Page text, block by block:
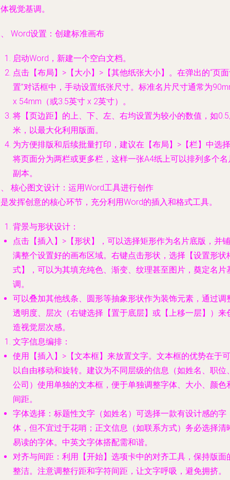
视觉基调。
Word设置：创建标准画布
启动Word，新建一个空白文档。
点击【布局】>【大小】>【其他纸张大小】。在弹出的“页
置”对话框中，手动设置纸张尺寸。标准名片尺寸通常为
x 54mm（或3.5英寸 x 2英寸）。
将【页边距】的上、下、左、右均设置为较小的数值，如
米，以最大化利用版面。
为方便排版和后续批量打印，建议在【布局】>【栏】中选择
将页面分为两栏或更多栏，这样一张A4纸上可以排列多个名
副本。
核心图文设计：运用Word工具进行创作
发挥创意的核心环节，充分利用Word的插入和格式工具。
背景与形状设计 ：
点击【插入】>【形状】，可以选择矩形作为名片底版，并铺
满整个设置好的画布区域。右键点击形状，选择【设置形状
式】，可以为其填充纯色、渐变、纹理甚至图片，奠定名片
调。
可以叠加其他线条、圆形等抽象形状作为装饰元素，通过调
透明度、层次（右键选择【置于底层】或【上移一层】）来
造视觉层次感。
文字信息编排 ：
使用【插入】>【文本框】来放置文字。文本框的优势在于可
以自由移动和旋转。建议为不同层级的信息（如姓名、职位
公司）使用单独的文本框，便于单独调整字体、大小、颜色
间距。
字体选择 ：标题性文字（如姓名）可选择一款有设计感的字
体，但不宜过于花哨；正文信息（如联系方式）务必选择清
易读的字体。中英文字体搭配需和谐。
对齐与间距 ：利用【开始】选项卡中的对齐工具，保持版面
整洁。注意调整行距和字符间距，让文字呼吸，避免拥挤。